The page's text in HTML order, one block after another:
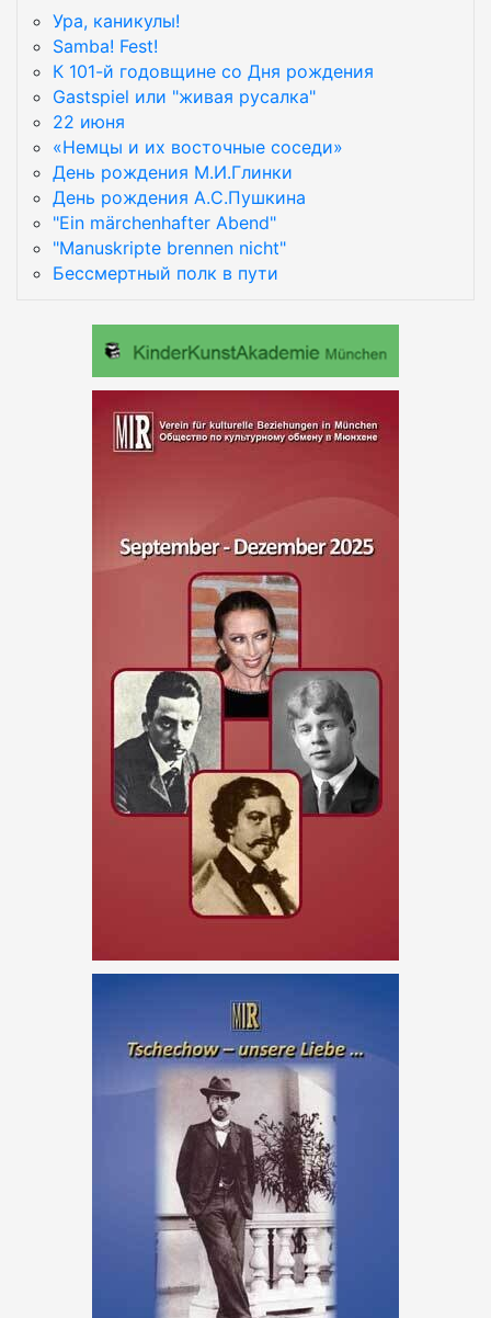
Ура, каникулы!
Samba! Fest!
К 101-й годовщине со Дня рождения
Gastspiel или "живая русалка"
22 июня
«Немцы и их восточные соседи»
День рождения М.И.Глинки
День рождения А.С.Пушкина
"Ein märchenhafter Abend"
"Manuskripte brennen nicht"
Бессмертный полк в пути